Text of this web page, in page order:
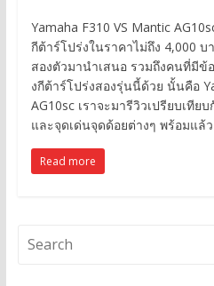
Yamaha F310 VS Mantic
กีต้าร์โปร่งในราคาไม่ถึง 4,000
สองตัวมานำเสนอ รวมถึงคนที่มีข้
งกีต้าร์โปร่งสองรุ่นนี้ด้วย นั้นคือ
AG10sc เราจะมารีวิวเปรียบเทีย
และจุดเด่นจุดด้อยต่างๆ พร้อมแล้ว
Read more